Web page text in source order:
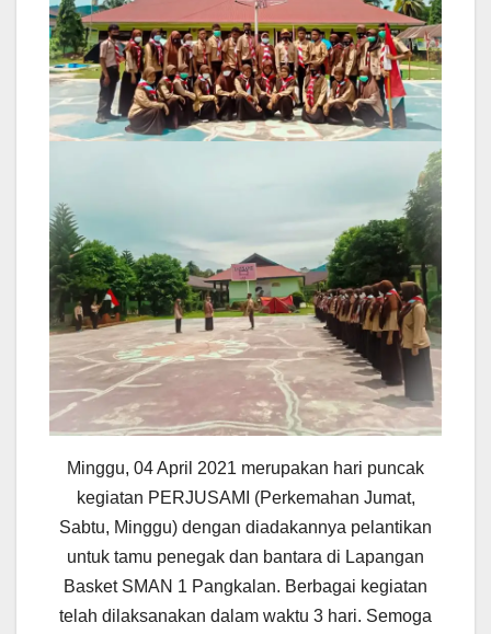
Minggu, 04 April 2021 merupakan hari puncak
kegiatan PERJUSAMI (Perkemahan Jumat,
Sabtu, Minggu) dengan diadakannya pelantikan
untuk tamu penegak dan bantara di Lapangan
Basket SMAN 1 Pangkalan. Berbagai kegiatan
telah dilaksanakan dalam waktu 3 hari. Semoga